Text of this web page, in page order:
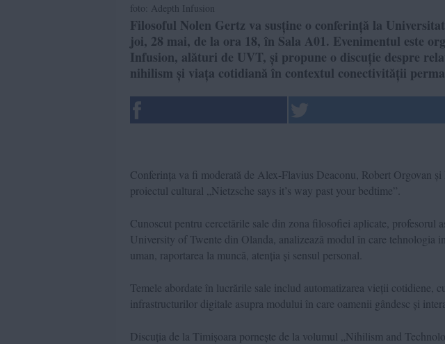
foto: Adepth Infusion
Filosoful Nolen Gertz va susține o conferință la
joi, 28 mai, de la ora 18, în Sala A01. Evenimentul este
Infusion, alături de UVT, și propune o discuție despre
nihilism și viața cotidiană în contextul conectivității
Conferința va fi moderată de Alex-Flavius Deaconu, Robert Orgovan
proiectul cultural „Nietzsche says it’s way past your bedtime”.
Cunoscut pentru cercetările sale din zona filosofiei aplicate, profesorul
University of Twente din Olanda, analizează modul în care tehnologia
uman, raportarea la muncă, atenția și sensul personal.
Temele abordate în lucrările sale includ automatizarea vieții cotidiene,
infrastructurilor digitale asupra modului în care oamenii gândesc și
Discuția de la Timișoara pornește de la volumul „Nihilism and